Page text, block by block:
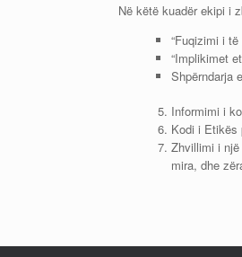
Në këtë kuadër ekipi i
“Fuqizimi i
“Implikimet
Shpërndarja
Informimi i
Kodi i Etikës
Zhvillimi i
mira, dhe